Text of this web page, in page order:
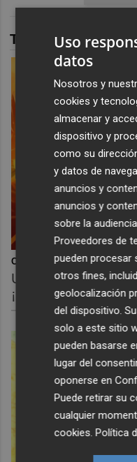
TAMBIÉN TE
Corepunk MMORPG
Un verdadero
¡Cómo los de
Uso
datos
Nosotros y
cookies y
almacenar y
dispositivo y
como su
y datos de
anuncios y
anuncios y
sobre la
Proveedores de
pueden procesar
otros fines,
geolocalización
del dispositivo.
solo a este sitio
pueden basarse
lugar del
oponerse en
Puede retirar su
cualquier
cookies .Política